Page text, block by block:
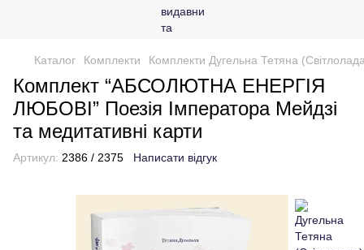
Каталог Комплекти Комплекти Дугельна Тетяна
Комплект “АБСОЛЮТНА ЕНЕРГІЯ
ЛЮБОВІ” Поезія Імператора Мейдзі
та медитативні карти
Артикул: 2386 / 2375 Написати відгук